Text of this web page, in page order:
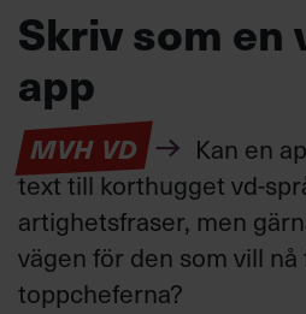
Skriv som en
app
MVH VD
Kan en
text till korthugget vd-
artighetsfraser, men
vägen för den som vill
toppcheferna?